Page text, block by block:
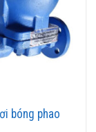
này còn đươc biết
không ngưng
ngoài.
bóng phao